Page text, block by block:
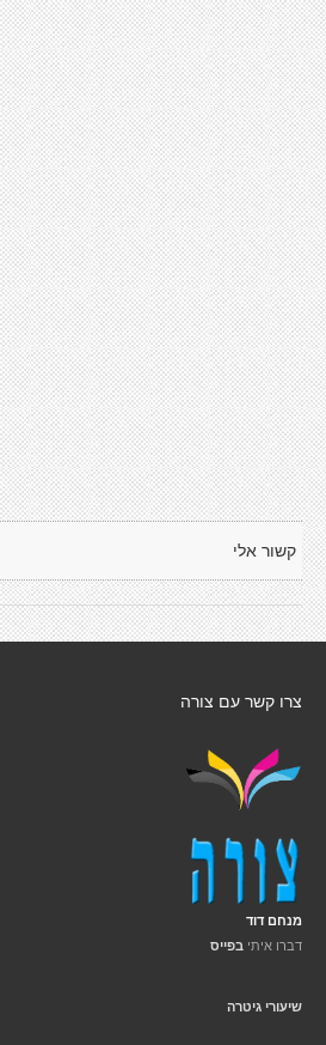
קשור אלי
צרו קשר עם צורה
מנחם דוד
דברו איתי בפייס
שיעורי גיטרה